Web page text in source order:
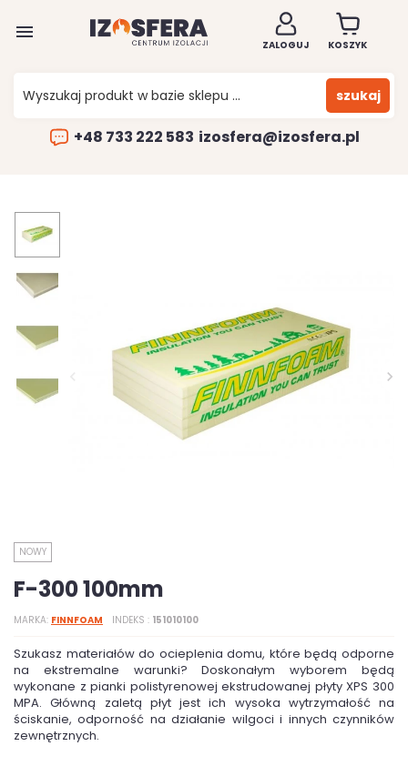

ZALOGUJ KOSZYK
szukaj
+48 733 222 583 izosfera@izosfera.pl
NOWY
F-300 100mm
MARKA FINNFOAM INDEKS 151010100
Szukasz materiałów do ocieplenia domu, które będą odporne
na ekstremalne warunki? Doskonałym wyborem będą
wykonane z pianki polistyrenowej ekstrudowanej płyty XPS 300
MPA. Główną zaletą płyt jest ich wysoka wytrzymałość na
ściskanie, odporność na działanie wilgoci i innych czynników
zewnętrznych.